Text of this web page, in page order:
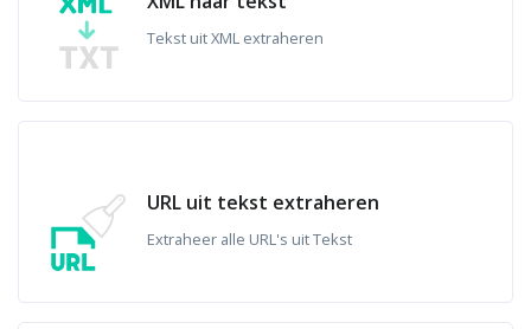
Tekst uit XML extraheren
URL uit tekst extraheren
Extraheer alle URL's uit Tekst